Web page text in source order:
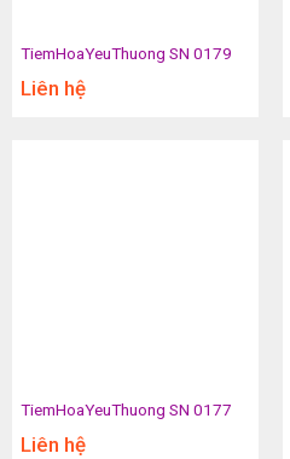
TiemHoaYeuThuong SN 0179
Liên hệ
TiemHoaYeuThuong SN 0177
Liên hệ